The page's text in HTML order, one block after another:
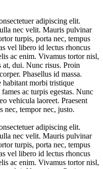
adipiscing elit.
nec velit. Mauris pulvinar
turpis, porta nec, tempus
vel libero id lectus rhoncus
ac enim. Vivamus tortor nisl,
at, dui. Nunc risus. Proin
Phasellus id massa.
habitant morbi tristique
ac turpis egestas. Nunc
vehicula laoreet. Praesent
nec, tempor nec, justo.
adipiscing elit.
nec velit. Mauris pulvinar
turpis, porta nec, tempus
vel libero id lectus rhoncus
ac enim. Vivamus tortor nisl,